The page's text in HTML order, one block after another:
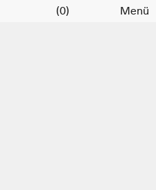
(0) Menü